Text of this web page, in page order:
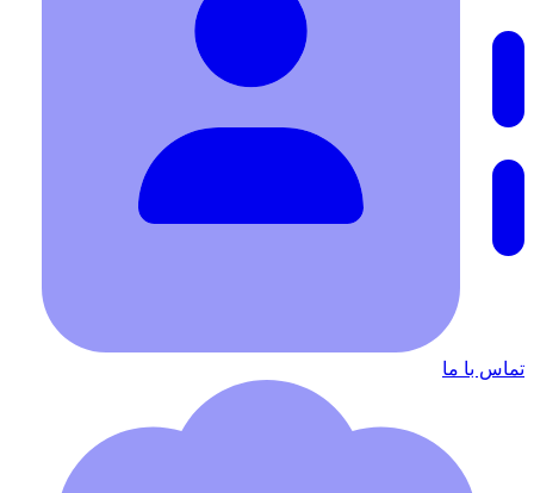
تماس با ما